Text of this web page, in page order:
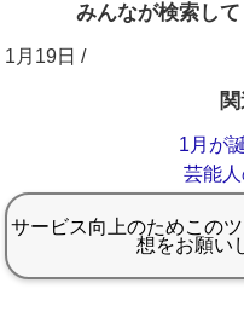
みんなが検索し
1月19日 /
1月が
芸能